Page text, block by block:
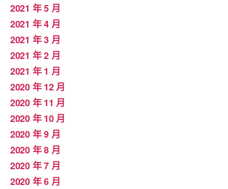
2021 年 5 月
2021 年 4 月
2021 年 3 月
2021 年 2 月
2021 年 1 月
2020 年 12 月
2020 年 11 月
2020 年 10 月
2020 年 9 月
2020 年 8 月
2020 年 7 月
2020 年 6 月